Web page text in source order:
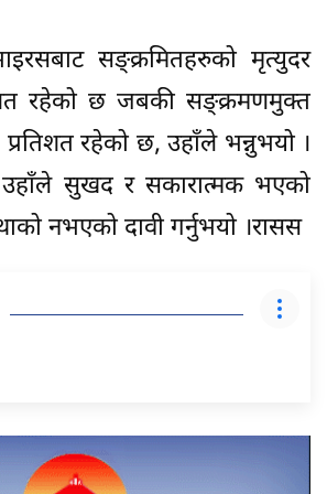
सङ्क्रमितहरुको मृत्युदर
रहेको छ जबकी सङ्क्रमणमुक्त
रहेको छ, उहाँले भन्नुभयो ।
सुखद र सकारात्मक भएको
नभएको दावी गर्नुभयो ।रासस